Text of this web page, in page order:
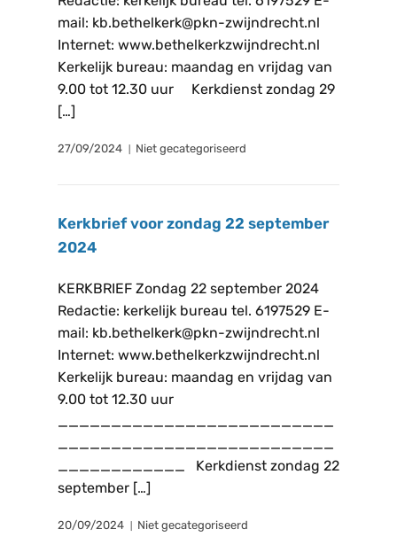
mail: kb.bethelkerk@pkn-zwijndrecht.nl
Internet: www.bethelkerkzwijndrecht.nl
Kerkelijk bureau: maandag en vrijdag van
9.00 tot 12.30 uur Kerkdienst zondag 29
[…]
27/09/2024 Niet gecategoriseerd
Kerkbrief voor zondag 22 september
2024
KERKBRIEF Zondag 22 september 2024
Redactie: kerkelijk bureau tel. 6197529 E-
mail: kb.bethelkerk@pkn-zwijndrecht.nl
Internet: www.bethelkerkzwijndrecht.nl
Kerkelijk bureau: maandag en vrijdag van
9.00 tot 12.30 uur
__________________________
__________________________
____________ Kerkdienst zondag 22
september […]
20/09/2024 Niet gecategoriseerd